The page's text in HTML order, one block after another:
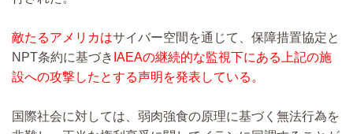
敵たるアメリカはサイバー空間を通じて、保障措置協定と
NPT条約に基づき IAEAの継続的な監視下にある上記の施
設への攻撃したとする声明を発表している。
国際社会に対しては、弱肉強食の原理に基づく無法行為を